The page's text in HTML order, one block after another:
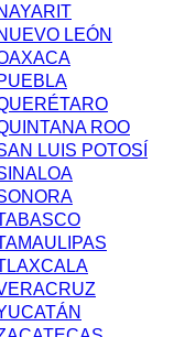
LEÓN
ROO
LUIS POTOSÍ